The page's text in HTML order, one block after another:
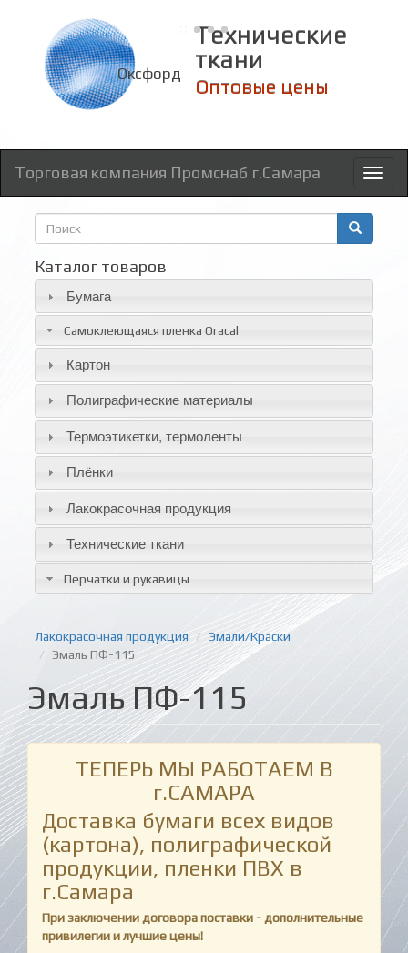
Технические
ткани
Оксфорд
Оптовые цены
Торговая компания Промснаб г.Самара
Форма
поиска
Каталог товаров
Бумага
Самоклеющаяся пленка Oracal
Картон
Полиграфические материалы
Термоэтикетки, термоленты
Плёнки
Лакокрасочная продукция
Технические ткани
Перчатки и рукавицы
Лакокрасочная продукция
Эмали/Краски
Эмаль ПФ-115
Эмаль ПФ-115
ТЕПЕРЬ МЫ РАБОТАЕМ В
г.САМАРА
Доставка бумаги всех видов
(картона), полиграфической
продукции, пленки ПВХ в
г.Самара
При заключении договора поставки - дополнительные
привилегии и лучшие цены!